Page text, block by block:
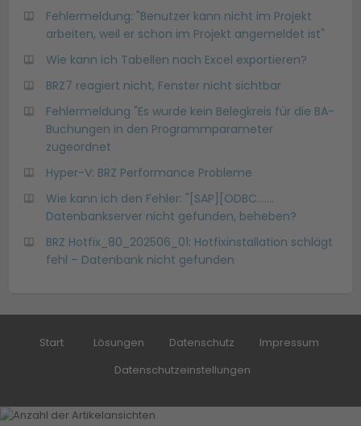
Fehlermeldung: "Benutzer kann nicht im Projekt
arbeiten, weil er schon im Projekt angemeldet ist"
Wie kann ich Tabellen nach Excel exportieren?
BRZ7 reagiert nicht, Fenster nicht sichtbar
Fehlermeldung "Es wurde kein Belegkreis für die BA-
Buchungen in den Programmparameter
zugeordnet
Hyper-V: BRZ Performance Probleme
Wie kann ich den Fehler: "[SAP][ODBC.......
Datenbankserver nicht gefunden, beheben?
BRZ Hotfix_80_202506_01: Hotfixinstallation schlägt
fehl – Datenbank nicht gefunden
Start Lösungen Datenschutz
Impressum
Datenschutzeinstellungen